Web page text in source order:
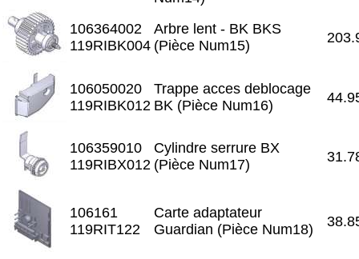
106364002
119RIBK004
Arbre lent - BK BKS
(Pièce Num15)
106050020
119RIBK012
Trappe acces deblocage
BK (Pièce Num16)
106359010
119RIBX012
Cylindre serrure BX
(Pièce Num17)
106161
119RIT122
Carte adaptateur
Guardian (Pièce Num18)